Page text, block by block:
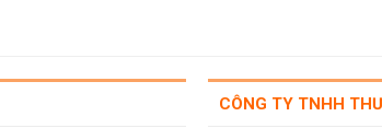
CÔNG TY TNHH